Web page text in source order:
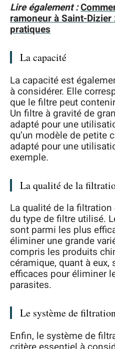
Lire également :
ramoneur à Saint-
pratiques
La capacité
La capacité est
à considérer. Elle
que le filtre peut
Un filtre à gravité de
adapté pour une
qu’un modèle de petite
adapté pour une
exemple.
La qualité de la
La qualité de la
du type de filtre utilisé.
sont parmi les plus
éliminer une grande
compris les produits
céramique, quant à
efficaces pour éliminer
parasites.
Le système de
Enfin, le système de